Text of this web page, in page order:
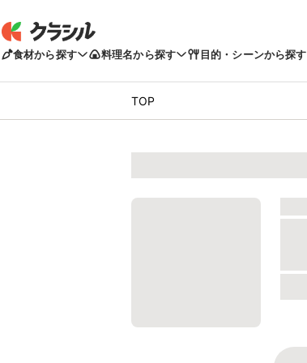
食材から探す 料理名から探す 目的・シーンから探す
TOP